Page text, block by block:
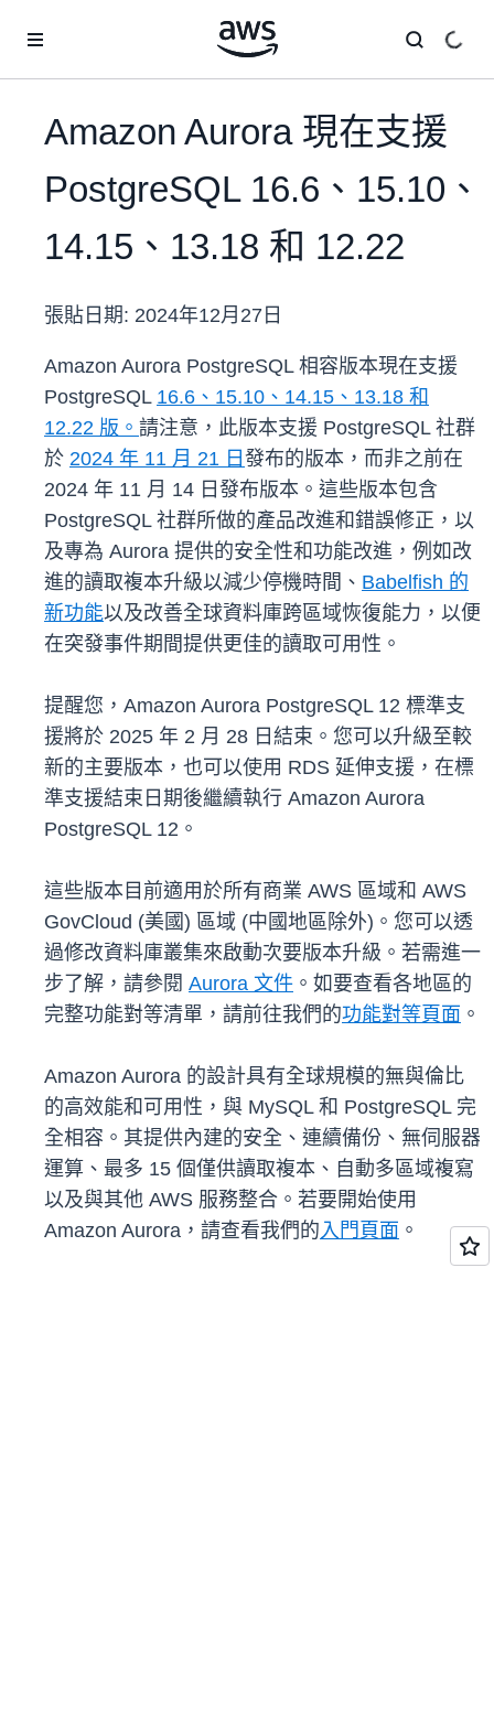
Amazon Aurora 現在支援
PostgreSQL 16.6、15.10、
14.15、13.18 和 12.22
張貼日期: 2024年12月27日
Amazon Aurora PostgreSQL 相容版本現在支援
PostgreSQL 16.6、15.10、14.15、13.18 和
12.22 版。 請注意，此版本支援 PostgreSQL 社群
於 2024 年 11 月 21 日 發布的版本，而非之前在
2024 年 11 月 14 日發布版本。這些版本包含
PostgreSQL 社群所做的產品改進和錯誤修正，以
及專為 Aurora 提供的安全性和功能改進，例如改
進的讀取複本升級以減少停機時間、 Babelfish 的
新功能以及改善全球資料庫跨區域恢復能力，以便
在突發事件期間提供更佳的讀取可用性。
提醒您，Amazon Aurora PostgreSQL 12 標準支
援將於 2025 年 2 月 28 日結束。您可以升級至較
新的主要版本，也可以使用 RDS 延伸支援，在標
準支援結束日期後繼續執行 Amazon Aurora
PostgreSQL 12。
這些版本目前適用於所有商業 AWS 區域和 AWS
GovCloud (美國) 區域 (中國地區除外)。您可以透
過修改資料庫叢集來啟動次要版本升級。若需進一
步了解，請參閱 Aurora 文件 。如要查看各地區的
完整功能對等清單，請前往我們的功能對等頁面 。
Amazon Aurora 的設計具有全球規模的無與倫比
的高效能和可用性，與 MySQL 和 PostgreSQL 完
全相容。其提供內建的安全、連續備份、無伺服器
運算、最多 15 個僅供讀取複本、自動多區域複寫
以及與其他 AWS 服務整合。若要開始使用
Amazon Aurora，請查看我們的入門頁面 。